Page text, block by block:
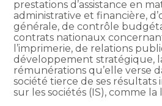
prestations d’assistance en
administrative et financière,
générale, de contrôle
contrats nationaux
l’imprimerie, de relations
développement stratégique,
rémunérations qu’elle verse
société tierce de ses résultats
sur les sociétés (IS), comme la